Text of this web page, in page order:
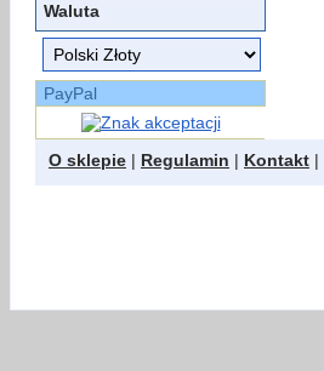
Waluta
PayPal
O sklepie | Regulamin | Kontakt |